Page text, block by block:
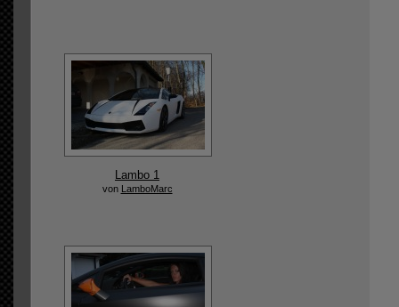
Lambo 1
von LamboMarc